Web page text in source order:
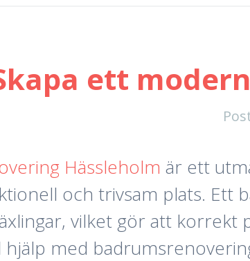
ett
Hässleholm är ett
och trivsam plats. Ett
vilket gör att korrekt
med